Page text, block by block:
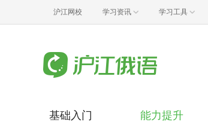
沪江网校 学习资讯 学习工具
基础入门 能力提升